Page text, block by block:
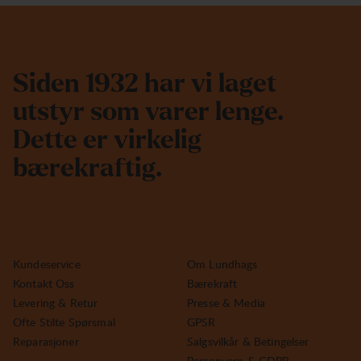
Sid en 1 932 har vi aget
utstyr som varer enge.
Dette er vir ke ig
bære kraftig.
Kundeservice
Kontakt Oss
Levering & Retur
Ofte Stilte Spørsmal
Reparasjoner
Om Lundhags
Bærekraft
Presse & Media
GPSR
Salgsvilkår & Betingelser